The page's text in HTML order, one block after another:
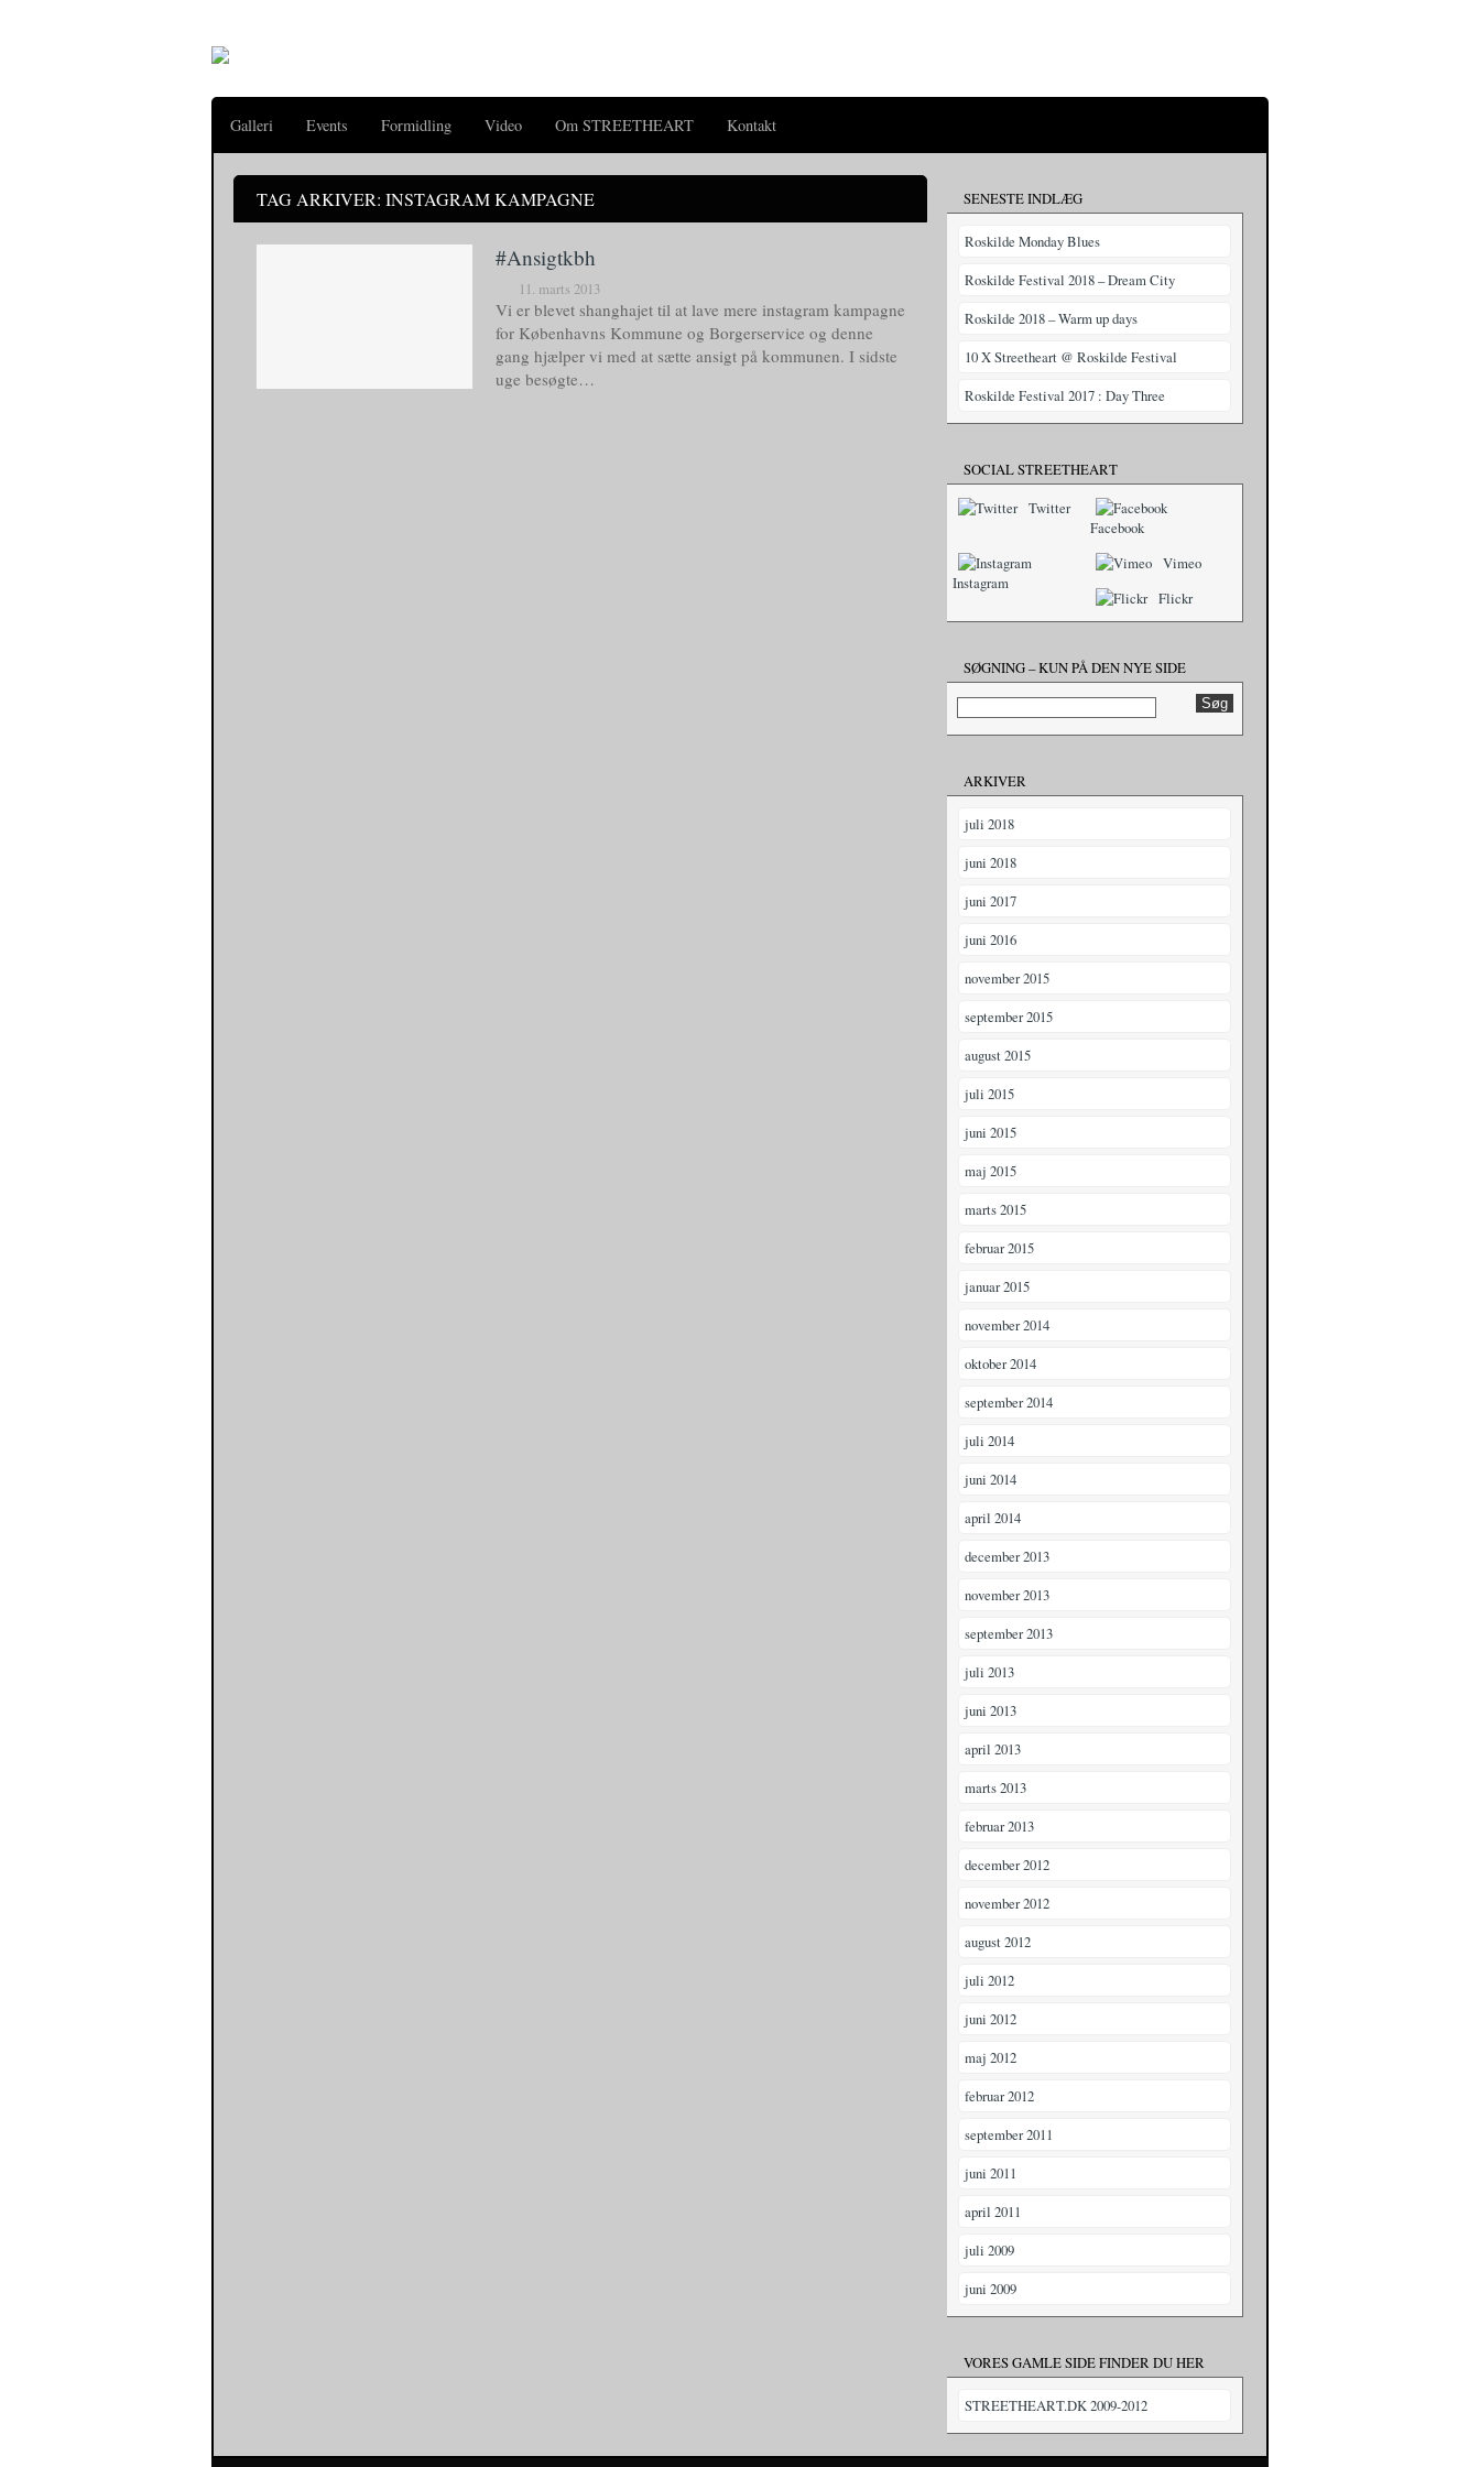
Galleri Events Formidling Video Om STREETHEART Kontakt
TAG ARKIVER: INSTAGRAM KAMPAGNE
#Ansigtkbh
11. marts 2013
Vi er blevet shanghajet til at lave mere instagram kampagne
for Københavns Kommune og Borgerservice og denne
gang hjælper vi med at sætte ansigt på kommunen. I sidste
uge besøgte…
SENESTE INDLÆG
Roskilde Monday Blues
Roskilde Festival 2018 – Dream City
Roskilde 2018 – Warm up days
10 X Streetheart @ Roskilde Festival
Roskilde Festival 2017 : Day Three
SOCIAL STREETHEART
Twitter
Facebook
Instagram
Vimeo
Flickr
SØGNING – KUN PÅ DEN NYE SIDE
ARKIVER
juli 2018
juni 2018
juni 2017
juni 2016
november 2015
september 2015
august 2015
juli 2015
juni 2015
maj 2015
marts 2015
februar 2015
januar 2015
november 2014
oktober 2014
september 2014
juli 2014
juni 2014
april 2014
december 2013
november 2013
september 2013
juli 2013
juni 2013
april 2013
marts 2013
februar 2013
december 2012
november 2012
august 2012
juli 2012
juni 2012
maj 2012
februar 2012
september 2011
juni 2011
april 2011
juli 2009
juni 2009
VORES GAMLE SIDE FINDER DU HER
STREETHEART.DK 2009-2012